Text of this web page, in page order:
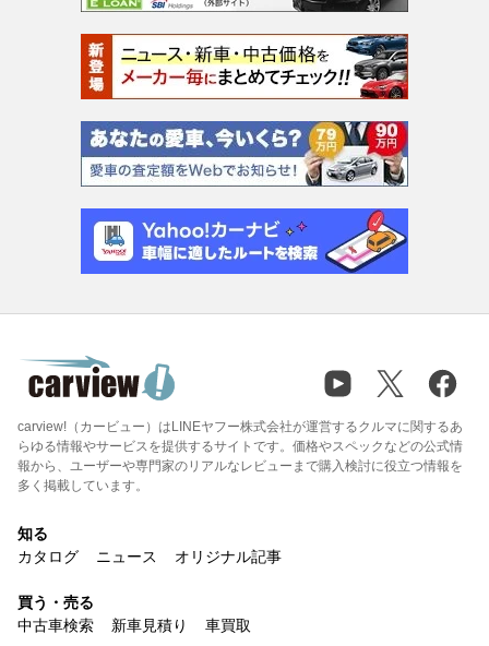
carview!（カービュー）はLINEヤフー株式会社が運営するクルマに関するあ
らゆる情報やサービスを提供するサイトです。価格やスペックなどの公式情
報から、ユーザーや専門家のリアルなレビューまで購入検討に役立つ情報を
多く掲載しています。
知る
カタログ
ニュース オリジナル記事
買う・売る
中古車検索
新車見積り 車買取